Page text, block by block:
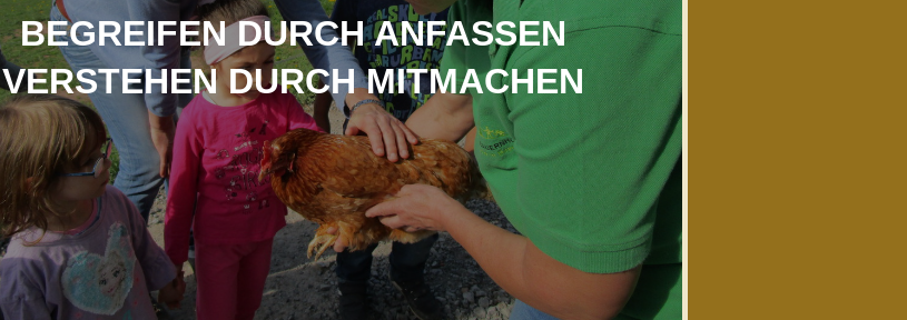
BEGREIFEN DURCH ANFASSEN
VERSTEHEN DURCH MITMACHEN